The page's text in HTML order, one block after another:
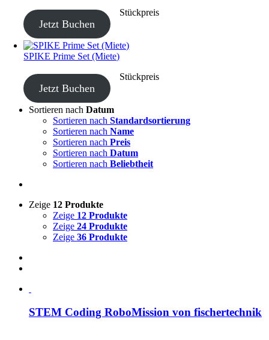
CHF40.00–CHF190.00 Stückpreis
Jetzt Buchen
SPIKE Prime Set (Miete)
CHF40.00–CHF190.00 Stückpreis
Jetzt Buchen
Sortieren nach Datum
Sortieren nach Standardsortierung
Sortieren nach Name
Sortieren nach Preis
Sortieren nach Datum
Sortieren nach Beliebtheit
Zeige 12 Produkte
Zeige 12 Produkte
Zeige 24 Produkte
Zeige 36 Produkte
STEM Coding RoboMission von fischertechnik